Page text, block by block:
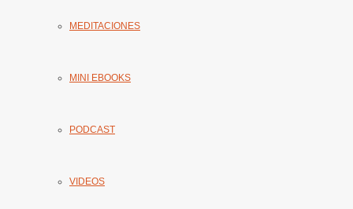
MEDITACIONES
MINI EBOOKS
PODCAST
VIDEOS